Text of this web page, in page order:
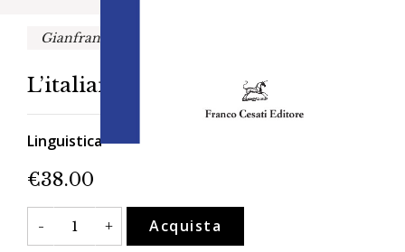
Gianfranco Folena
L’italiano in Europa
Linguistica
€38.00
-
L'italiano
Europa
+ Acquista